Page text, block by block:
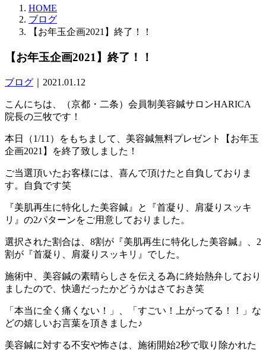
HOME
ブログ
【お年玉企画2021】終了！！
【お年玉企画2021】終了！！
ブログ ｜2021.01.12
こんにちは、（京都・二条）会員制美容鍼サロンHARICA
院長の三牧です！
本日（1/11）をもちまして、美容鍼無料プレゼント【お年玉
企画2021】を終了致しました！
ご当選頂いたお客様には、喜んで頂けたと自負しておりま
す。自負です笑
『美肌再生に特化した美容鍼』と『首凝り、肩凝りスッキ
リ』の2パターンをご用意しておりました。
選択された割合は、8割が『美肌再生に特化した美容鍼』、2
割が『首凝り、肩凝りスッキリ』でした。
施術中、美容鍼の素晴らしさを伝える為に終始熱弁しており
ましたので、快適だったかどうかはさておき笑
「本当に全く痛くない！」、「すごい！上がってる！！」な
どの嬉しいお言葉を頂きました♪
美容鍼に対する不安や怖さは、施術開始2秒で取り除かれた